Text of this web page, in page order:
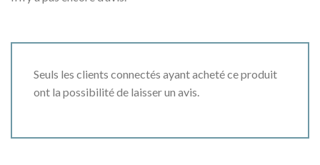
Seuls les clients connectés ayant acheté ce produit
ont la possibilité de laisser un avis.